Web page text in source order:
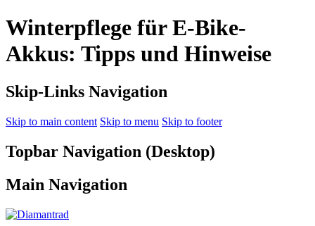
Winterpflege für E-Bike-
Akkus: Tipps und Hinweise
Skip-Links Navigation
Skip to main content Skip to menu Skip to footer
Topbar Navigation (Desktop)
Main Navigation